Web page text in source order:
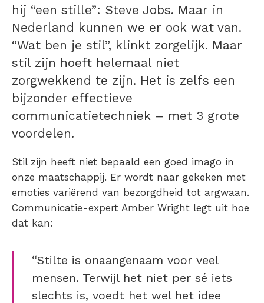
hij “een stille”: Steve Jobs. Maar in
Nederland kunnen we er ook wat van.
“Wat ben je stil”, klinkt zorgelijk. Maar
stil zijn hoeft helemaal niet
zorgwekkend te zijn. Het is zelfs een
bijzonder effectieve
communicatietechniek – met 3 grote
voordelen.
Stil zijn heeft niet bepaald een goed imago in
onze maatschappij. Er wordt naar gekeken met
emoties variërend van bezorgdheid tot argwaan.
Communicatie-expert Amber Wright legt uit hoe
dat kan:
“Stilte is onaangenaam voor veel
mensen. Terwijl het niet per sé iets
slechts is, voedt het wel het idee